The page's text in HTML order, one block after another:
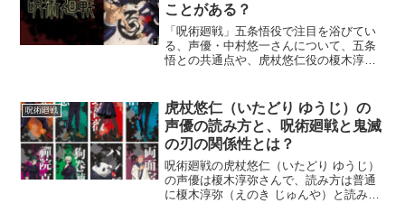
ことがある？
「呪術廻戦」五条悟役で注目を浴びてい
る、声優・中村悠一さんについて、五条
悟との共通点や、虎杖悠仁役の榎木淳弥
さんは、アニメだけではなく洋画やラジ
オ、またユーチューバーと...
呪術廻戦
虎杖悠仁（いたどり ゆうじ）の
声優の読み方と、呪術廻戦と鬼滅
の刃の関係性とは？
呪術廻戦の虎杖悠仁（いたどり ゆうじ）
の声優は榎木淳弥さんで、読み方は普通
に榎木淳弥（えのき じゅんや）と読み、